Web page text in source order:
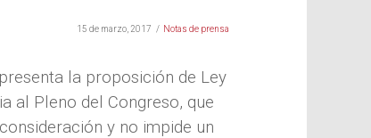
15 de marzo, 2017 Notas de prensa
la proposición de Ley
al Pleno del Congreso, que
y no impide un